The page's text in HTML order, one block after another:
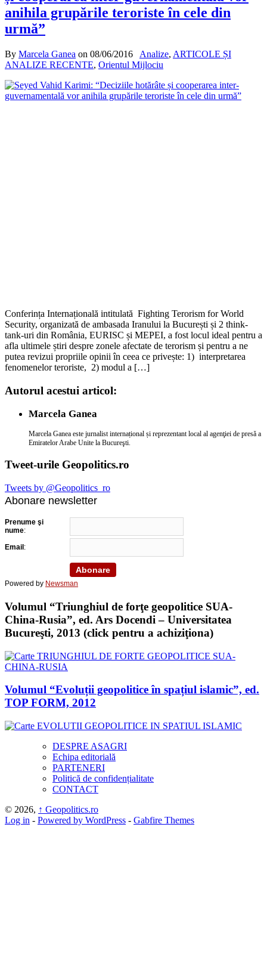
anihila grupările teroriste în cele din
urmă”
By Marcela Ganea on 08/06/2016 Analize, ARTICOLE ȘI
ANALIZE RECENTE, Orientul Mijlociu
Conferința Internațională intitulată Fighting Terorism for World
Security, organizată de ambasada Iranului la București și 2 think-
tank-uri din România, EURISC și MEPEI, a fost locul ideal pentru a
afla ultimele știri despre zonele afectate de terorism și pentru a ne
putea revizui propriile opinii în ceea ce privește: 1) interpretarea
fenomenelor teroriste, 2) modul a […]
Autorul acestui articol:
Marcela Ganea
Marcela Ganea este jurnalist internațional și reprezentant local al agenţiei de presă a
Emiratelor Arabe Unite la Bucureşti.
Tweet-urile Geopolitics.ro
Tweets by @Geopolitics_ro
Abonare newsletter
Prenume şi
nume:
Email :
Powered by Newsman
Volumul “Triunghiul de forţe geopolitice SUA-
China-Rusia”, ed. Ars Docendi – Universitatea
Bucureşti, 2013 (click pentru a achiziţiona)
Volumul “Evoluții geopolitice în spațiul islamic”, ed.
TOP FORM, 2012
DESPRE ASAGRI
Echipa editorială
PARTENERI
Politică de confidențialitate
CONTACT
© 2026, ↑ Geopolitics.ro
Log in - Powered by WordPress - Gabfire Themes